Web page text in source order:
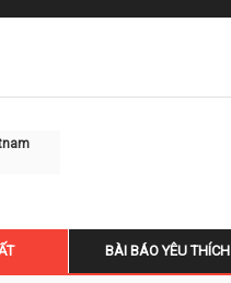
BÀI BÁO YÊU THÍCH